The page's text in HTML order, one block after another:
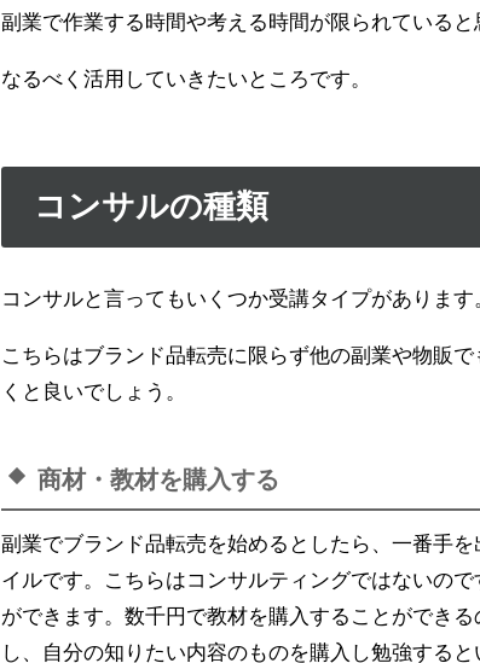
副業で作業する時間や考える時間が限られている
なるべく活用していきたいところです。
コンサルの種類
コンサルと言ってもいくつか受講タイプがあります
こちらはブランド品転売に限らず他の副業や物販
くと良いでしょう。
商材・教材を購入する
副業でブランド品転売を始めるとしたら、一番手
イルです。こちらはコンサルティングではないの
ができます。数千円で教材を購入することができ
し、自分の知りたい内容のものを購入し勉強する